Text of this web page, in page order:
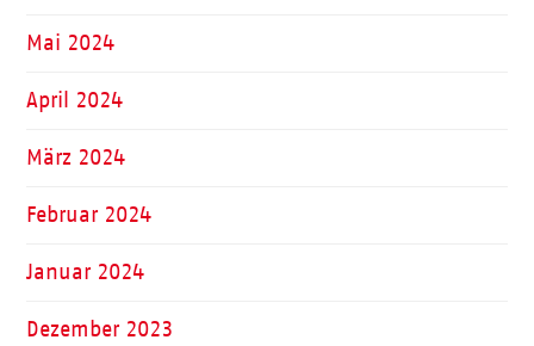
Mai 2024
April 2024
März 2024
Februar 2024
Januar 2024
Dezember 2023